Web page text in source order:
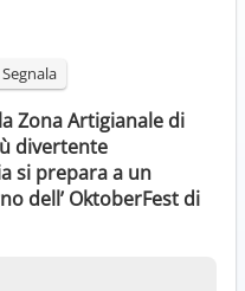
Segnala
Zona Artigianale di
divertente
si prepara a un
dell’ OktoberFest di